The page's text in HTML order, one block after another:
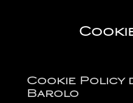
Cookie Policy
Barolo